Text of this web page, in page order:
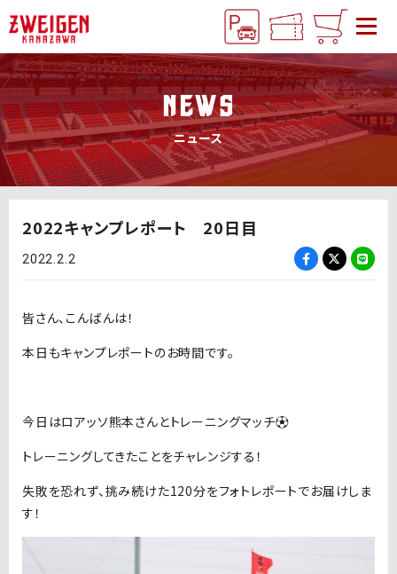
NEWS
ニュース
2022キャンプレポート 20日目
2022.2.2
皆さん、こんばんは！
本日もキャンプレポートのお時間です。
今日はロアッソ熊本さんとトレーニングマッチ⚽️
トレーニングしてきたことをチャレンジする！
失敗を恐れず、挑み続けた120分をフォトレポートでお届けしま
す！